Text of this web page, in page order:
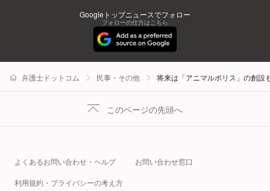
Googleトップニュースでフォロー
フォローの仕方はこちら
弁護士ドットコム 民事・その他 将来は「アニマルポリス」の創設
このページの先頭へ
よくあるお問い合わせ・ヘルプ お問い合わせ窓口
利用規約・プライバシーの考え方